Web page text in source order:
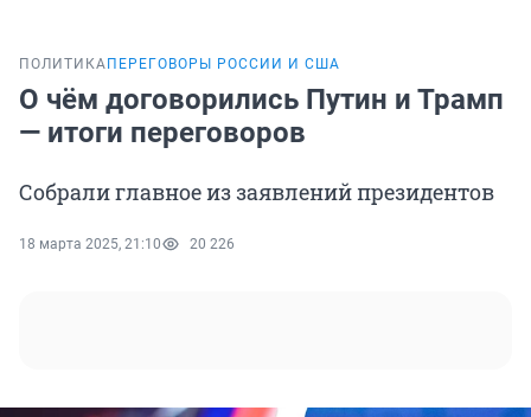
ПОЛИТИКА ПЕРЕГОВОРЫ РОССИИ И США
О чём договорились Путин и Трамп
— итоги переговоров
Собрали главное из заявлений президентов
18 марта 2025, 21:10 20 226